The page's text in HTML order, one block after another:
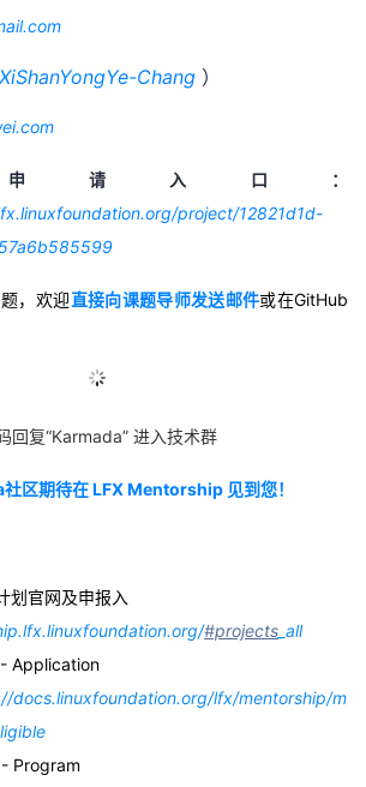
Chang ）
请入口：
project/12821d1d-
，欢迎直接向课题导师发送邮件或在GitHub
回复“Karmada” 进入技术群
区期待在 LFX Mentorship 见到您！
划官网及申报入
#projects _all
Application
docs.linuxfoundation.org/lfx/mentorship/m
Program